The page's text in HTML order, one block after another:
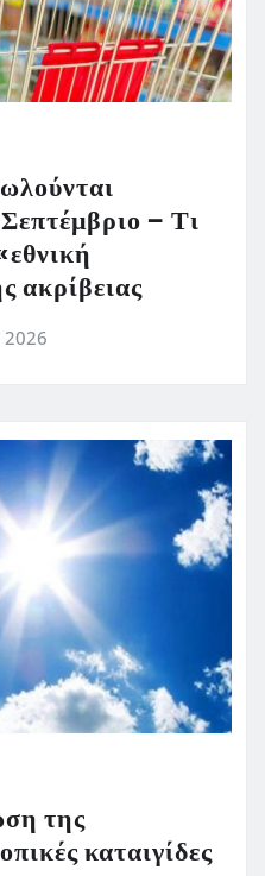
– Τι
ακρίβειας
2026
της
καταιγίδες